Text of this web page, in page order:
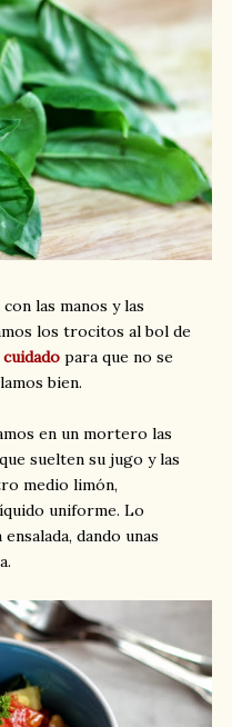
las manos y las
los trocitos al bol de
para que no se
bien.
en un mortero las
suelten su jugo y las
medio limón,
uniforme. Lo
dando unas